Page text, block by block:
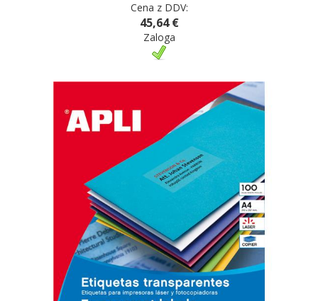
Cena z DDV:
45,64 €
Zaloga